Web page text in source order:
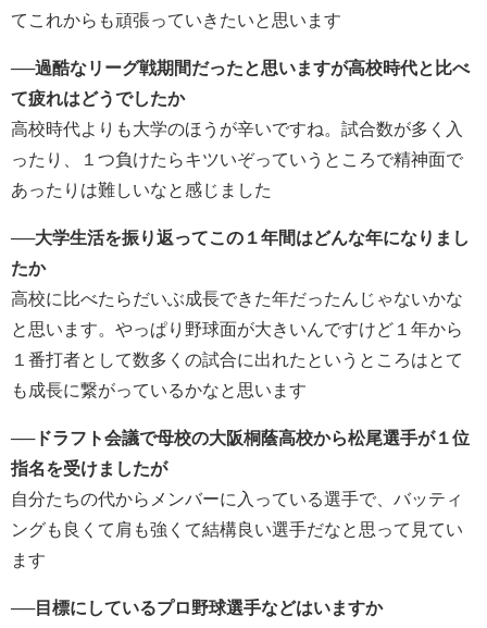
てこれからも頑張っていきたいと思います
──過酷なリーグ戦期間だったと思いますが高校時代と比べ
て疲れはどうでしたか
高校時代よりも大学のほうが辛いですね。試合数が多く入
ったり、１つ負けたらキツいぞっていうところで精神面で
あったりは難しいなと感じました
──大学生活を振り返ってこの１年間はどんな年になりまし
たか
高校に比べたらだいぶ成長できた年だったんじゃないかな
と思います。やっぱり野球面が大きいんですけど１年から
１番打者として数多くの試合に出れたというところはとて
も成長に繋がっているかなと思います
──ドラフト会議で母校の大阪桐蔭高校から松尾選手が１位
指名を受けましたが
自分たちの代からメンバーに入っている選手で、バッティ
ングも良くて肩も強くて結構良い選手だなと思って見てい
ます
──目標にしているプロ野球選手などはいますか